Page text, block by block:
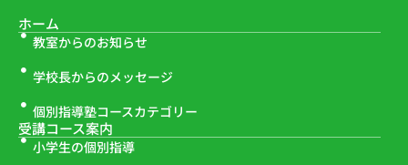
ホーム
教室からのお知らせ
学校長からのメッセージ
個別指導塾コースカテゴリー
受講コース案内
小学生の個別指導